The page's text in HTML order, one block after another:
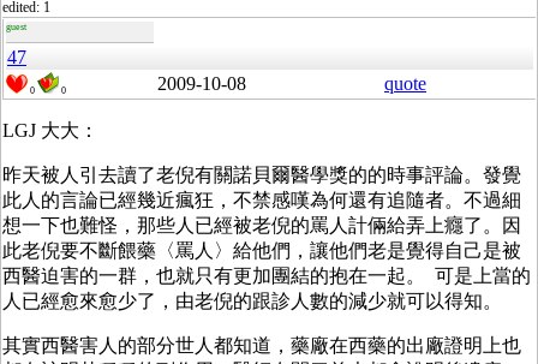
edited: 1
guest
47
0 0 2009-10-08 quote
LGJ 大大：
昨天被人引去讀了老倪有關諾貝爾醫學獎的的時事評論。發覺
此人的言論已經幾近瘋狂，不禁感嘆為何還有追隨者。不過細
想一下也難怪，那些人已經被老倪的罵人計倆給弄上癮了。因
此老倪要不斷餵藥〈罵人〉給他們，讓他們老是覺得自己是被
西醫迫害的一群，也就只有更加團結的抱在一起。 可是上當的
人已經愈來愈少了，由老倪的跟診人數的減少就可以得知。
其實西醫害人的部分世人都知道，藥廠在西藥的出廠證明上也